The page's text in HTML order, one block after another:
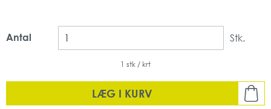
Antal Stk.
1 stk / krt
LÆG I KURV